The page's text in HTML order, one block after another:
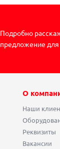
Подробно
предложение
О
Наши
Реквизиты
Вакансии